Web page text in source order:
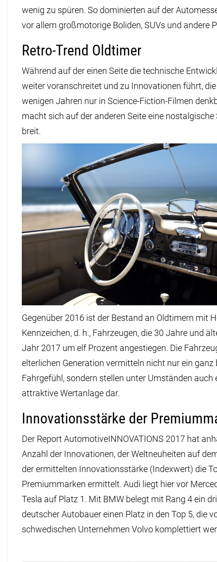
wenig zu spüren. So dominierten auf der
vor allem großmotorige Boliden, SUVs und andere
Retro-Trend Oldtimer
Während auf der einen Seite die technische
weiter voranschreitet und zu Innovationen führt,
wenigen Jahren nur in Science-Fiction-Filmen
macht sich auf der anderen Seite eine nostalgische
breit.
Gegenüber 2016 ist der Bestand an Oldtimern mit
Kennzeichen, d. h., Fahrzeugen, die 30 Jahre und
Jahr 2017 um elf Prozent angestiegen. Die
elterlichen Generation vermitteln nicht nur ein ganz
Fahrgefühl, sondern stellen unter Umständen auch
attraktive Wertanlage dar.
Innovationsstärke der
Der Report AutomotiveINNOVATIONS 2017 hat
Anzahl der Innovationen, der Weltneuheiten auf
der ermittelten Innovationsstärke (Indexwert) die
Premiummarken ermittelt. Audi liegt hier vor
Tesla auf Platz 1. Mit BMW belegt mit Rang 4 ein
deutscher Autobauer einen Platz in den Top 5, die
schwedischen Unternehmen Volvo komplettiert